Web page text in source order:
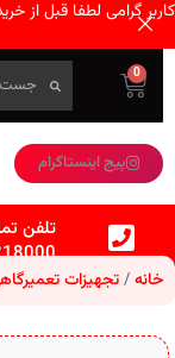
0
پیج اینستاگرام
تلفن
خانه تجهیزات
کاربر گرامی لطفا قبل از